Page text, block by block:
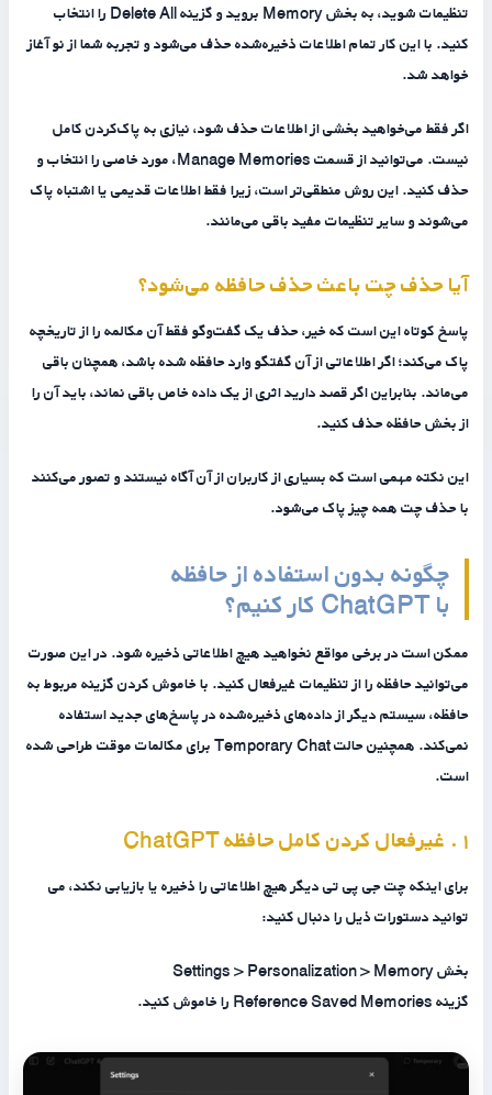
تنظیمات شوید، به بخش Memory بروید و گزینه Delete All را انتخاب
کنید. با این کار تمام اطلاعات ذخیره‌شده حذف می‌شود و تجربه شما از نو آغاز
خواهد شد.
اگر فقط می‌خواهید بخشی از اطلاعات حذف شود، نیازی به پاک‌کردن کامل
نیست. می‌توانید از قسمت Manage Memories، مورد خاصی را انتخاب و
حذف کنید. این روش منطقی‌تر است، زیرا فقط اطلاعات قدیمی یا اشتباه پاک
می‌شوند و سایر تنظیمات مفید باقی می‌مانند.
آیا حذف چت باعث حذف حافظه می‌شود؟
پاسخ کوتاه این است که خیر، حذف یک گفت‌وگو فقط آن مکالمه را از تاریخچه
پاک می‌کند؛ اگر اطلاعاتی از آن گفتگو وارد حافظه شده باشد، همچنان باقی
می‌ماند. بنابراین اگر قصد دارید اثری از یک داده خاص باقی نماند، باید آن را
از بخش حافظه حذف کنید.
این نکته مهمی است که بسیاری از کاربران از آن آگاه نیستند و تصور می‌کنند
با حذف چت همه چیز پاک می‌شود.
چگونه بدون استفاده از حافظه
با ChatGPT کار کنیم؟
ممکن است در برخی مواقع نخواهید هیچ اطلاعاتی ذخیره شود. در این صورت
می‌توانید حافظه را از تنظیمات غیرفعال کنید. با خاموش کردن گزینه مربوط به
حافظه، سیستم دیگر از داده‌های ذخیره‌شده در پاسخ‌های جدید استفاده
نمی‌کند. همچنین حالت Temporary Chat برای مکالمات موقت طراحی شده
است.
۱ . غیرفعال کردن کامل حافظه ChatGPT
برای اینکه چت جی پی تی دیگر هیچ اطلاعاتی را ذخیره یا بازیابی نکند، می
توانید دستورات ذیل را دنبال کنید:
بخش Settings > Personalization > Memory
گزینه Reference Saved Memories را خاموش کنید.